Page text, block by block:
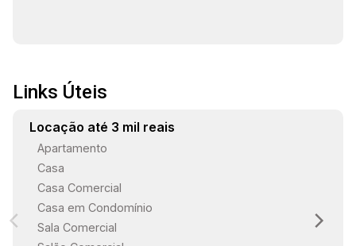
Links Úteis
Locação até 3 mil reais
Apartamento
Casa
Casa Comercial
Casa em Condomínio
Sala Comercial